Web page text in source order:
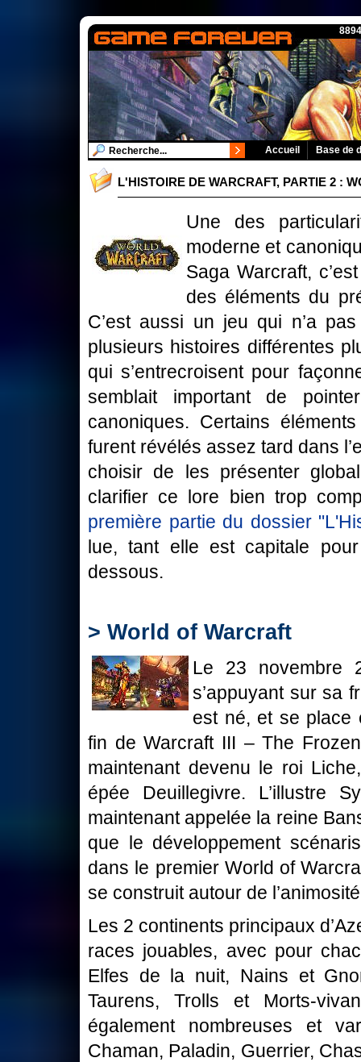
Accueil Base de
L'HISTOIRE DE WARCRAFT, PARTIE 2 :
Une des
moderne et
Saga Warcraft,
des éléments du
C’est aussi un jeu qui n’a
plusieurs histoires différentes
qui s’entrecroisent pour
semblait important de
canoniques. Certains
furent révélés assez tard dans
choisir de les présenter
clarifier ce lore bien trop
première partie du dossier
lue, tant elle est capitale
dessous.
> World of Warcraft
Le 23 novembre
s’appuyant sur sa
est né, et se place
fin de Warcraft III – The
maintenant devenu le roi
épée Deuillegivre. L’illustre
maintenant appelée la reine
que le développement
dans le premier World of
se construit autour de
Les 2 continents principaux
races jouables, avec pour
Elfes de la nuit, Nains et
Taurens, Trolls et Morts-
également nombreuses et
Chaman, Paladin, Guerrier,